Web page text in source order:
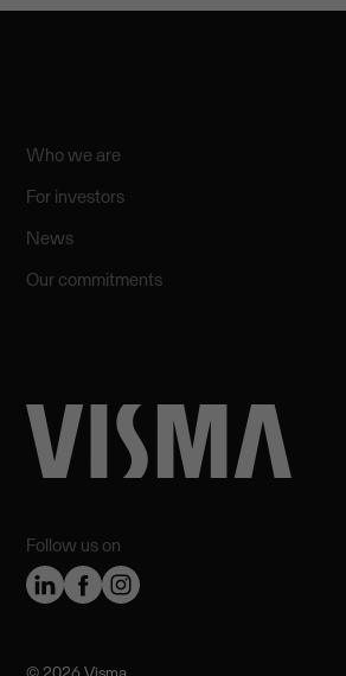
Follow us on
Who we are
For investors
News
Our commitments